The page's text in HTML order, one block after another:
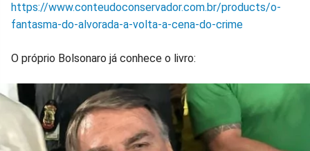
https://www.conteudoconservador.com.br/products/o-
fantasma-do-alvorada-a-volta-a-cena-do-crime
O próprio Bolsonaro já conhece o livro: